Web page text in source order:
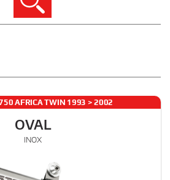
Cerca
AFRICA TWIN 1993 > 2002
OVAL
INOX